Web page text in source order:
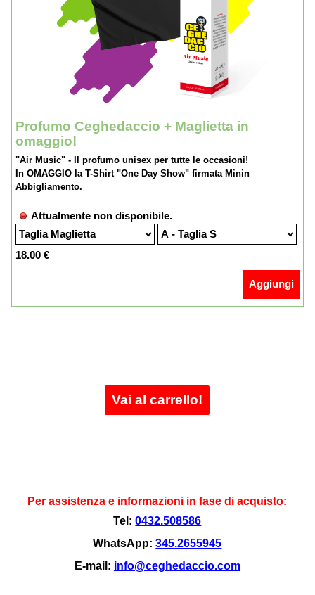
Profumo Ceghedaccio + Maglietta in
omaggio!
"Air Music" - Il profumo unisex per tutte le occasioni!
In OMAGGIO la T-Shirt "One Day Show" firmata Minin
Abbigliamento.
Attualmente non disponibile.
18.00 €
Aggiungi
Vai al carrello!
Per assistenza e informazioni in fase di acquisto:
Tel:0432.508586
WhatsApp:345.2655945
E-mail: info@ceghedaccio.com